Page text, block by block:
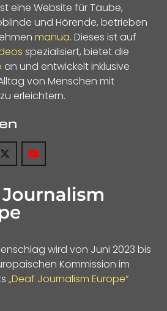
eine Website für Taube,
und Hörende, betrieben
manua. Dieses ist auf
spezialisiert, bietet die
an und entwickelt inklusive
von Menschen mit
erleichtern.
wird von Juni 2023 bis
Kommission im
„Deaf Journalism Europe“